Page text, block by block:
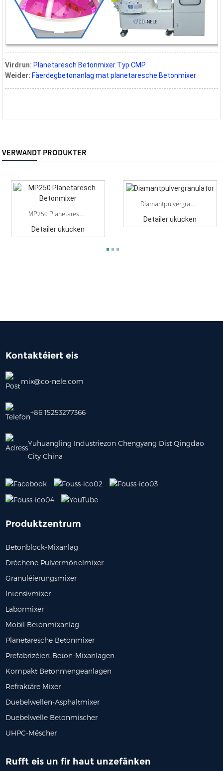
Virdrun: Planetaresch Betonmixer Typ CMP
Weider: Fäerdegbetonanlag mat planetaresche Betonmixer
VERWANDT PRODUKTER
MP250 Planetaresch Betonmixer
Detailer ukucken
Diamantpulvergranulator
Detailer ukucken
Kontaktéiert eis
mix@co-nele.com
+86 15253277366
Yuhuangling Industriezon Chengyang Dist Qingdao
City China
Produktzentrum
Betonblock-Mixanlag
Dréchene Pulvermörtelmixer
Granuléierungsmixer
Intensivmixer
Labormixer
Mobil Betonmixanlag
Planetaresche Betonmixer
Prefabrizéiert Beton-Mixanlagen
Kompakt Betonmengeanlagen
Refraktäre Mixer
Duebelwellen-Asphaltmixer
Duebelwelle Betonmischer
UHPC-Mëscher
Rufft eis un fir haut unzefänken